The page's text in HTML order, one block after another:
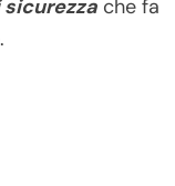
che fa